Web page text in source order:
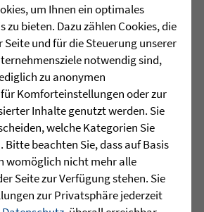
27.07.26 verabschiedete
Schulkindergartens der
in Altshausen die
mit einer bunten und
...
HÖR-SPRACHZENTRUM
um Ihnen ein optimales
zu bieten. Dazu zählen Cookies, die
Seite und für die Steuerung unserer
notwendig sind,
zu anonymen
Komforteinstellungen oder zur
Inhalte genutzt werden. Sie
welche Kategorien Sie
Bitte beachten Sie, dass auf Basis
womöglich nicht mehr alle
Seite zur Verfügung stehen. Sie
zur Privatsphäre jederzeit